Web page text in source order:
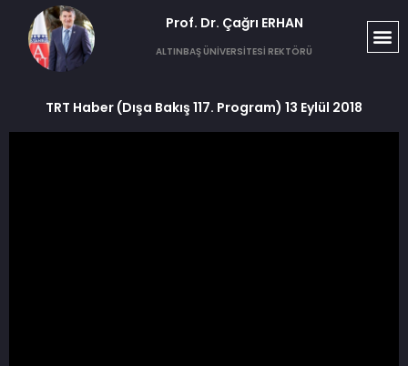
Prof. Dr. Çağrı ERHAN​
ALTINBAŞ ÜNİVERSİTESİ REKTÖRÜ
TRT Haber (Dışa Bakış 117. Program) 13 Eylül 2018